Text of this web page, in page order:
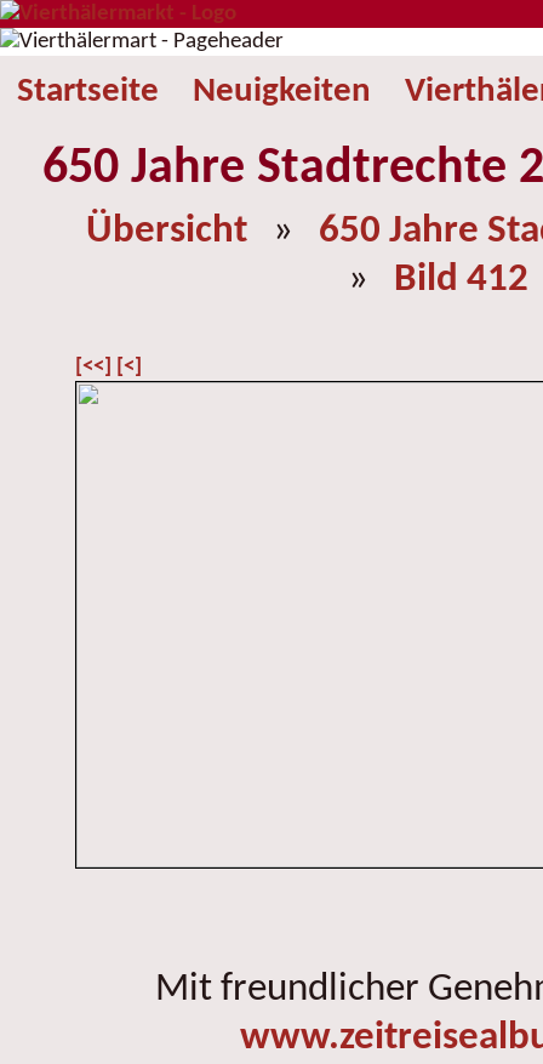
Startseite Neuigkeiten
650 Jahre Stadtrechte
Übersicht » 650 Jahre
» Bild 412
[<<] [<]
Mit freundlicher